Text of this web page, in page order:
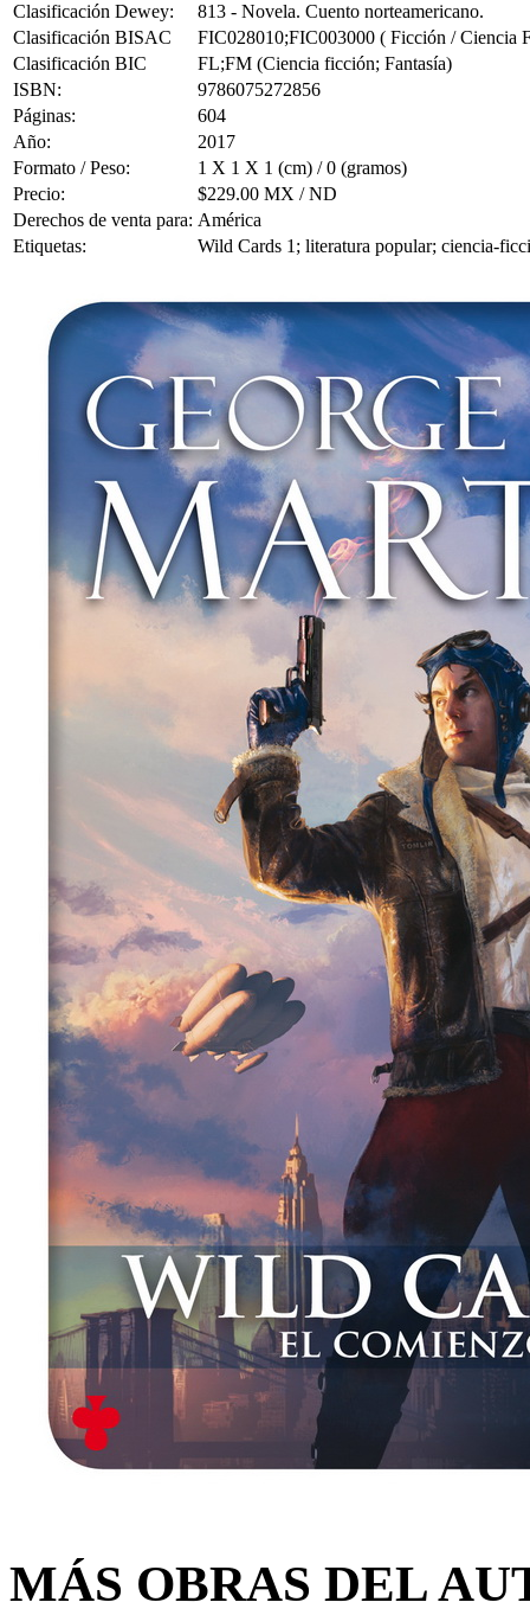
Clasificación Dewey:
813 - Novela. Cuento norteamericano.
Clasificación BISAC
FIC028010;FIC003000 ( Ficción / Ciencia
Clasificación BIC
FL;FM (Ciencia ficción; Fantasía)
ISBN:
9786075272856
Páginas:
604
Año:
2017
Formato / Peso:
1 X 1 X 1 (cm) / 0 (gramos)
Precio:
$229.00 MX / ND
Derechos de venta para: América
Etiquetas:
Wild Cards 1; literatura popular; ciencia-
MÁS OBRAS DEL